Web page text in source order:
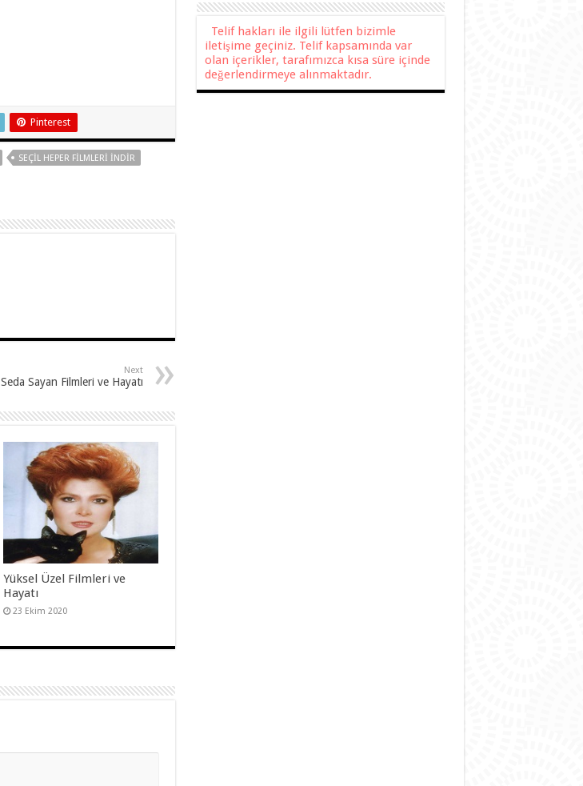
Pinterest
SEÇIL HEPER FILMLERI INDIR
Next
Seda Sayan Filmleri ve Hayatı
Yüksel Üzel Filmleri ve
Hayatı
23 Ekim 2020
Telif hakları ile ilgili lütfen bizimle
iletişime geçiniz. Telif kapsamında var
olan içerikler, tarafımızca kısa süre içinde
değerlendirmeye alınmaktadır.